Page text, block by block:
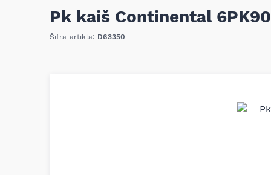
Pk kaiš Continental
Šifra artikla: D63350